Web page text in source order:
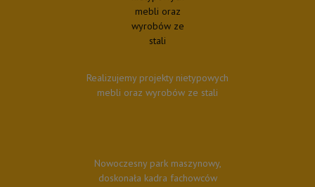
Realizujemy projekty nietypowych
mebli oraz wyrobów ze stali
Nowoczesny park maszynowy,
doskonała kadra fachowców